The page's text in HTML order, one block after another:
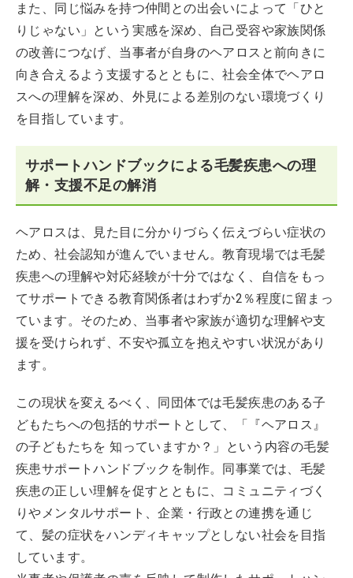
また、同じ悩みを持つ仲間との出会いによって「ひと
りじゃない」という実感を深め、自己受容や家族関係
の改善につなげ、当事者が自身のヘアロスと前向きに
向き合えるよう支援するとともに、社会全体でヘアロ
スへの理解を深め、外見による差別のない環境づくり
を目指しています。
サポートハンドブックによる毛髪疾患への理
解・支援不足の解消
ヘアロスは、見た目に分かりづらく伝えづらい症状の
ため、社会認知が進んでいません。教育現場では毛髪
疾患への理解や対応経験が十分ではなく、自信をもっ
てサポートできる教育関係者はわずか2％程度に留まっ
ています。そのため、当事者や家族が適切な理解や支
援を受けられず、不安や孤立を抱えやすい状況があり
ます。
この現状を変えるべく、同団体では毛髪疾患のある子
どもたちへの包括的サポートとして、「『ヘアロス』
の子どもたちを 知っていますか？」という内容の毛髪
疾患サポートハンドブックを制作。同事業では、毛髪
疾患の正しい理解を促すとともに、コミュニティづく
りやメンタルサポート、企業・行政との連携を通じ
て、髪の症状をハンディキャップとしない社会を目指
しています。